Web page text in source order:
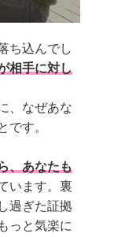
ち込んでし
相手に対し
、なぜあな
です。
、あなたも
います。裏
過ぎた証拠
っと気楽に